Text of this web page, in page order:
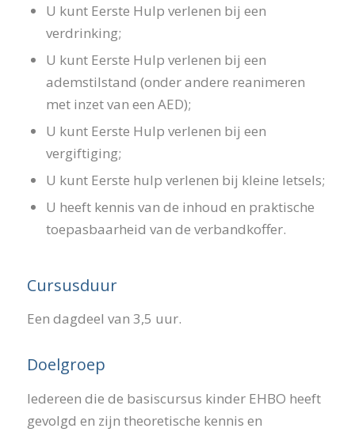
U kunt Eerste Hulp verlenen bij een
verdrinking;
U kunt Eerste Hulp verlenen bij een
ademstilstand (onder andere reanimeren
met inzet van een AED);
U kunt Eerste Hulp verlenen bij een
vergiftiging;
U kunt Eerste hulp verlenen bij kleine letsels;
U heeft kennis van de inhoud en praktische
toepasbaarheid van de verbandkoffer.
Cursusduur
Een dagdeel van 3,5 uur.
Doelgroep
Iedereen die de basiscursus kinder EHBO heeft
gevolgd en zijn theoretische kennis en